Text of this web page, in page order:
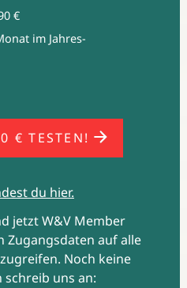
Musikstreaming. (Quelle:
Gordine N/Shutterstock)
€
im Jahres-
€ TESTEN!
du hier.
jetzt W&V Member
Zugangsdaten auf alle
Noch keine
schreib uns an: